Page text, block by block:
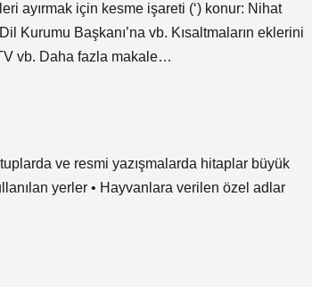
ayırmak için kesme işareti (‘) konur: Nihat
Kurumu Başkanı’na vb. Kısaltmaların eklerini
vb. Daha fazla makale…
ve resmi yazışmalarda hitaplar büyük
yerler • Hayvanlara verilen özel adlar